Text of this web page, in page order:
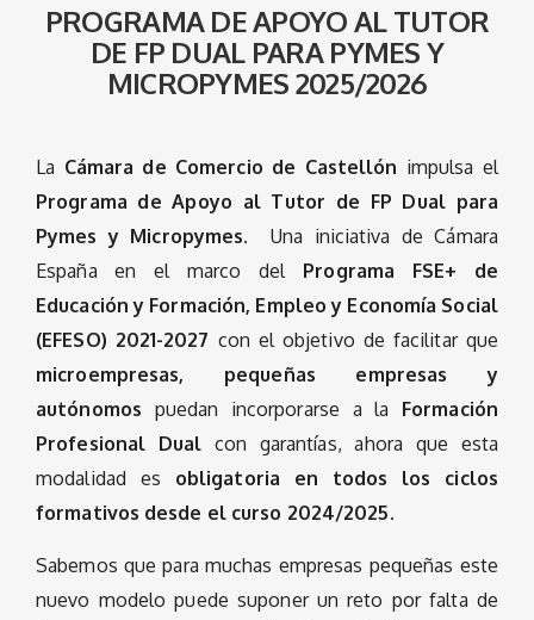
PROGRAMA DE APOYO AL TUTOR
DE FP DUAL PARA PYMES Y
MICROPYMES 2025/2026
La Cámara de Comercio de Castellón impulsa el
Programa de Apoyo al Tutor de FP Dual para
Pymes y Micropymes. Una iniciativa de Cámara
España en el marco del Programa FSE+ de
Educación y Formación, Empleo y Economía Social
(EFESO) 2021-2027 con el objetivo de facilitar que
microempresas, pequeñas empresas y
autónomos puedan incorporarse a la Formación
Profesional Dual con garantías, ahora que esta
modalidad es obligatoria en todos los ciclos
formativos desde el curso 2024/2025.
Sabemos que para muchas empresas pequeñas este
nuevo modelo puede suponer un reto por falta de